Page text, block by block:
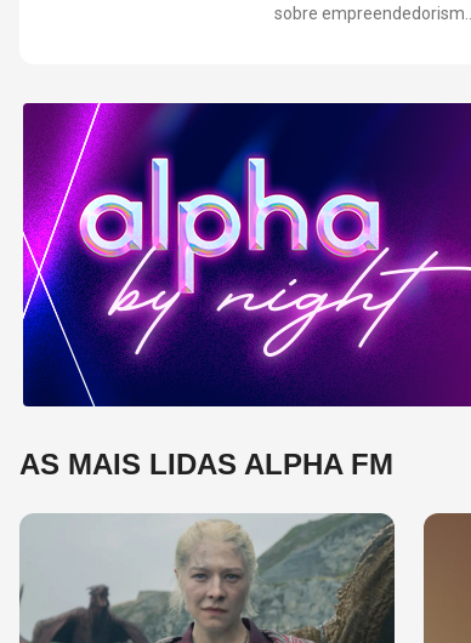
manutenção,
lançamentos, tecnologia e
tudo o que envolve o dia a
dia dos motoristas.
sobre empreendedorismo,
AS MAIS LIDAS ALPHA FM